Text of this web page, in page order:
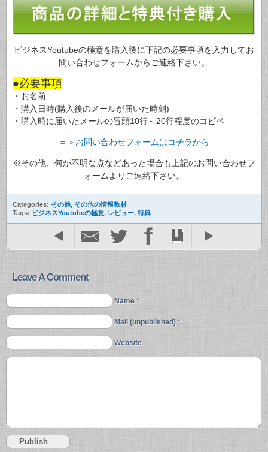
ビジネスYoutubeの極意を購入後に下記の必要事項を入力してお
問い合わせフォームからご連絡下さい。
●必要事項
・お名前
・購入日時(購入後のメールが届いた時刻)
・購入時に届いたメールの冒頭10行～20行程度のコピペ
＝＞お問い合わせフォームはコチラから
※その他、何か不明な点などあった場合も上記のお問い合わせフ
ォームよりご連絡下さい。
Categories: その他, その他の情報教材
Tags: ビジネスYoutubeの極意, レビュー, 特典
Leave A Comment
Name *
Mail (unpublished) *
Website